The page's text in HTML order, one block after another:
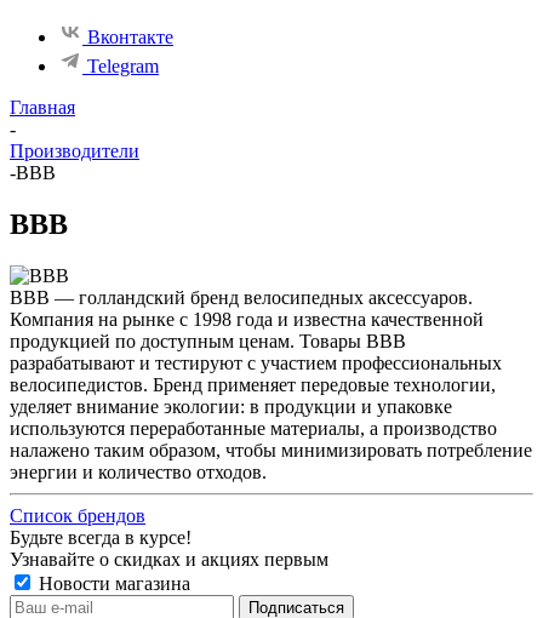
Вконтакте
Telegram
Главная
-
Производители
-BBB
BBB
BBB — голландский бренд велосипедных аксессуаров.
Компания на рынке с 1998 года и известна качественной
продукцией по доступным ценам. Товары BBB
разрабатывают и тестируют с участием профессиональных
велосипедистов. Бренд применяет передовые технологии,
уделяет внимание экологии: в продукции и упаковке
используются переработанные материалы, а производство
налажено таким образом, чтобы минимизировать потребление
энергии и количество отходов.
Список брендов
Будьте всегда в курсе!
Узнавайте о скидках и акциях первым
Новости магазина